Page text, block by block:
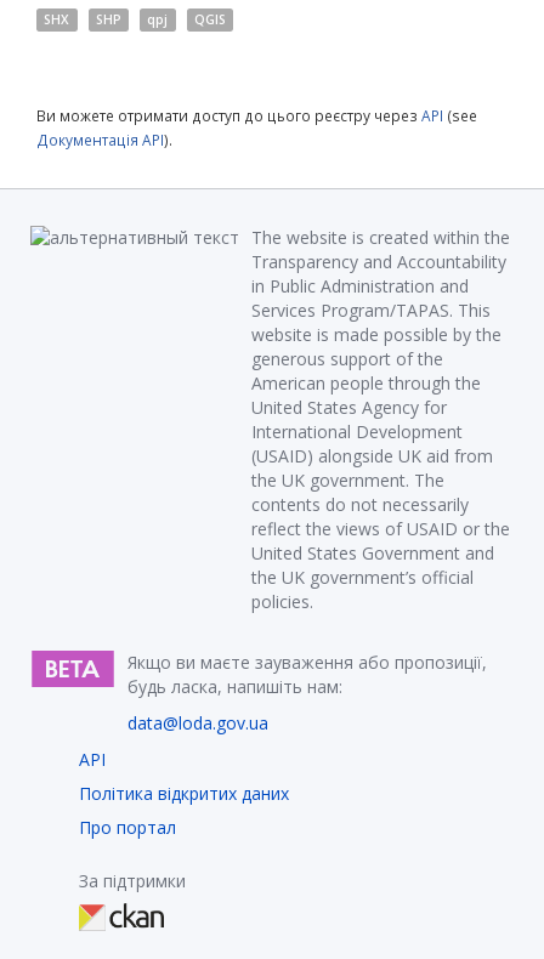
SHX SHP qpj QGIS
Ви можете отримати доступ до цього реєстру через API (see
Документація API).
The website is created within the
Transparency and Accountability
in Public Administration and
Services Program/TAPAS. This
website is made possible by the
generous support of the
American people through the
United States Agency for
International Development
(USAID) alongside UK aid from
the UK government. The
contents do not necessarily
reflect the views of USAID or the
United States Government and
the UK government’s official
policies.
Якщо ви маєте зауваження або пропозиції,
будь ласка, напишіть нам:
data@loda.gov.ua
API
Політика відкритих даних
Про портал
За підтримки